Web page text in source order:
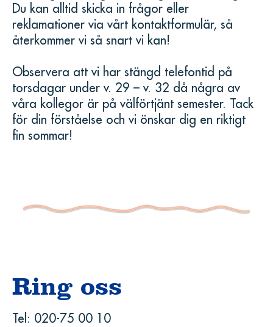
Du kan alltid skicka in frågor eller
reklamationer via vårt kontaktformulär, så
återkommer vi så snart vi kan!
Observera att vi har stängd telefontid på
torsdagar under v. 29 – v. 32 då några av
våra kollegor är på välförtjänt semester. Tack
för din förståelse och vi önskar dig en riktigt
fin sommar!
Ring oss
Tel: 020-75 00 10